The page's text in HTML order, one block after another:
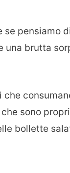
se pensiamo
brutta
sono
bollette